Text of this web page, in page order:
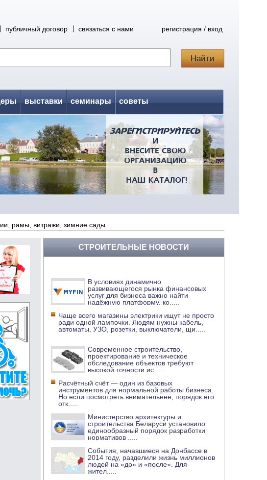
регистрация / вход
публичный договор связаться с нами
выставки семинары советы
рамы, витражи, зимние сады
СТРОИТЕЛЬНЫЕ НОВОСТИ
В условиях динамично
развивающегося рынка финансовых
услуг для бизнеса важно найти
надёжную платформу, ко
Чаще всего магазины электрики ищут не просто
ради одной лампочки. Людям нужны кабель,
автоматы, УЗО, розетки, выключатели, щи
Современное строительство,
проектирование и техническое
обследование объектов требуют
высокой точности ис
Расчётный счёт — один из базовых
инструментов для нормальной работы бизнеса.
Но если посмотреть внимательнее, порядок его
отк
Министерство архитектуры и
строительства Беларуси установило
единообразный порядок разработки
нормативов
События, начавшиеся на Донбассе в
2014 году, разделили жизнь миллионов
людей на «до» и «после». Для
жител